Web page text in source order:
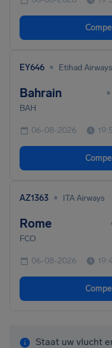
EY646 • Etihad Airways
Bahrain •
BAH
06-08-2026
AZ1363 • ITA Airways
Rome
FCO
06-08-2026
Staat uw vlucht